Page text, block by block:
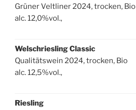
Grüner Veltliner 2024, trocken, Bio
alc. 12,0%vol.,
Welschriesling Classic
Qualitätswein 2024, trocken, Bio
alc. 12,5%vol.,
Riesling